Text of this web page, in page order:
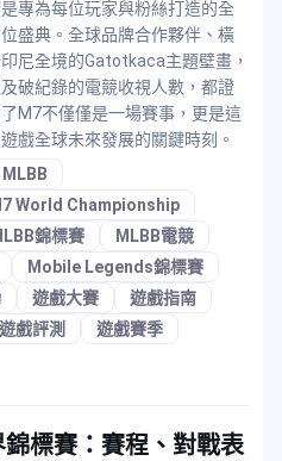
專為每位玩家與粉絲打造的全
盛典。全球品牌合作夥伴、橫
尼全境的Gatotkaca主題壁畫，
破紀錄的電競收視人數，都證
了M7不僅僅是一場賽事，更是這
戲全球未來發展的關鍵時刻。
MLBB
World Championship
錦標賽
MLBB電競
Mobile Legends錦標賽
遊戲大賽
遊戲指南
遊戲評測
遊戲賽季
錦標賽：賽程、對戰表